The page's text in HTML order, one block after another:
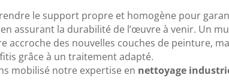
le support propre et homogène pour
assurant la durabilité de l’œuvre à venir. Un
accroche des nouvelles couches de peinture,
grâce à un traitement adapté.
mobilisé notre expertise en nettoyage